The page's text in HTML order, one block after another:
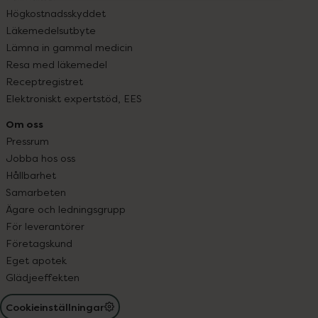
Högkostnadsskyddet
Läkemedelsutbyte
Lämna in gammal medicin
Resa med läkemedel
Receptregistret
Elektroniskt expertstöd, EES
Om oss
Pressrum
Jobba hos oss
Hållbarhet
Samarbeten
Ägare och ledningsgrupp
För leverantörer
Företagskund
Eget apotek
Glädjeeffekten
Cookieinställningar